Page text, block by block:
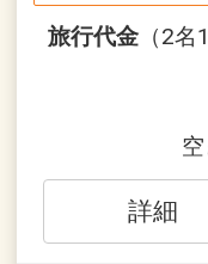
モ」欄、また
にご希望の旨
駐車場情報
※車高制限、
旅行代金 （2
空
詳細